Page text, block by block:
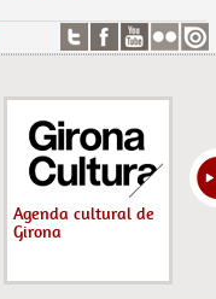
Agenda cultural de
Girona